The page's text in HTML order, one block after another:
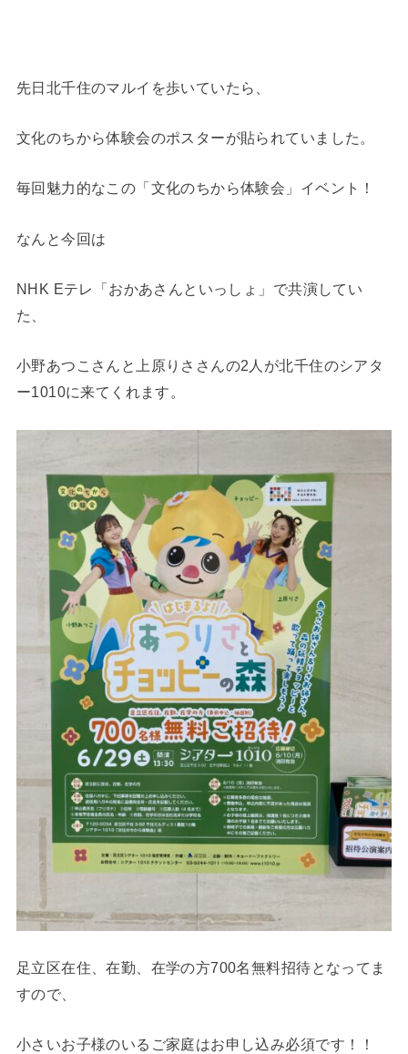
先日北千住のマルイを歩いていたら、
文化のちから体験会のポスターが貼られていました。
毎回魅力的なこの「文化のちから体験会」イベント！
なんと今回は
NHK Eテレ「おかあさんといっしょ」で共演してい
た、
小野あつこさんと上原りささんの2人が北千住のシアタ
ー1010に来てくれます。
足立区在住、在勤、在学の方700名無料招待となってま
すので、
小さいお子様のいるご家庭はお申し込み必須です！！